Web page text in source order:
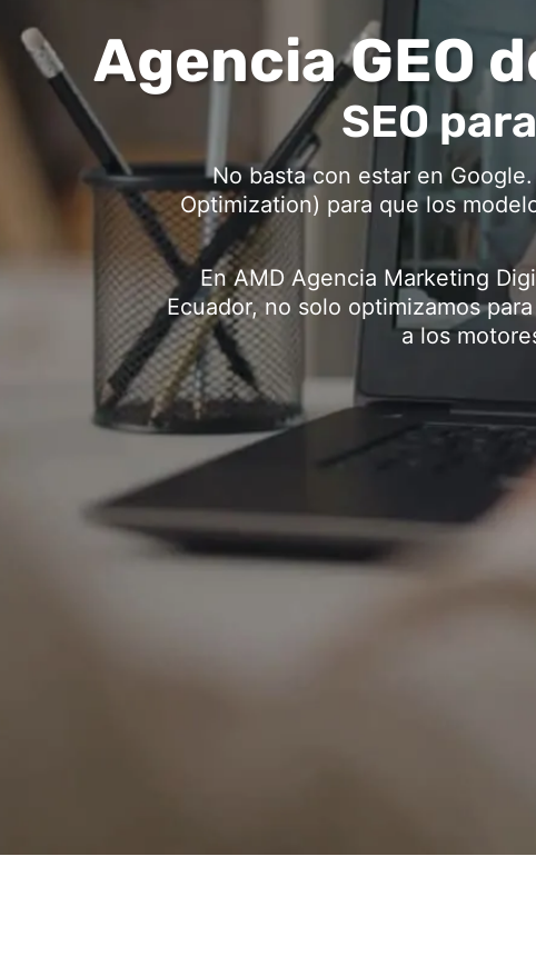
Agencia GEO
SEO
No basta con estar en
Optimization) para que los
En AMD Agencia Marketing
Ecuador, no solo optimizamos
a los